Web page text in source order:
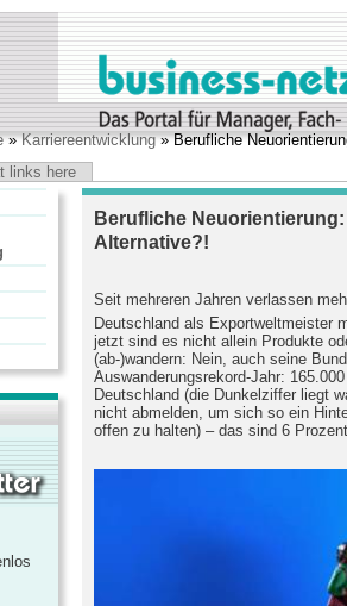
»Karriereentwicklung» Berufliche
links here
Berufliche
Alternative?!
Seit mehreren Jahren verlassen
Deutschland als Exportweltmeister
jetzt sind es nicht allein Produkte
(ab-)wandern: Nein, auch seine
Auswanderungsrekord-Jahr:
Deutschland (die Dunkelziffer liegt
nicht abmelden, um sich so ein
offen zu halten) – das sind 6